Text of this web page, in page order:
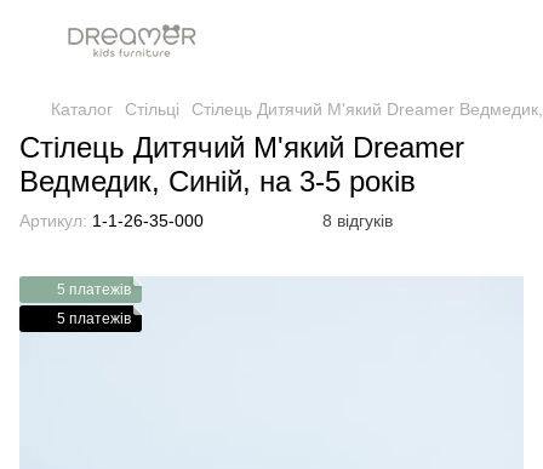
Каталог Стільці Стілець Дитячий М'який Dreamer Ведмедик,
Стілець Дитячий М'який Dreamer
Ведмедик, Синій, на 3-5 років
Артикул: 1-1-26-35-000 8 відгуків
5 платежів
5 платежів